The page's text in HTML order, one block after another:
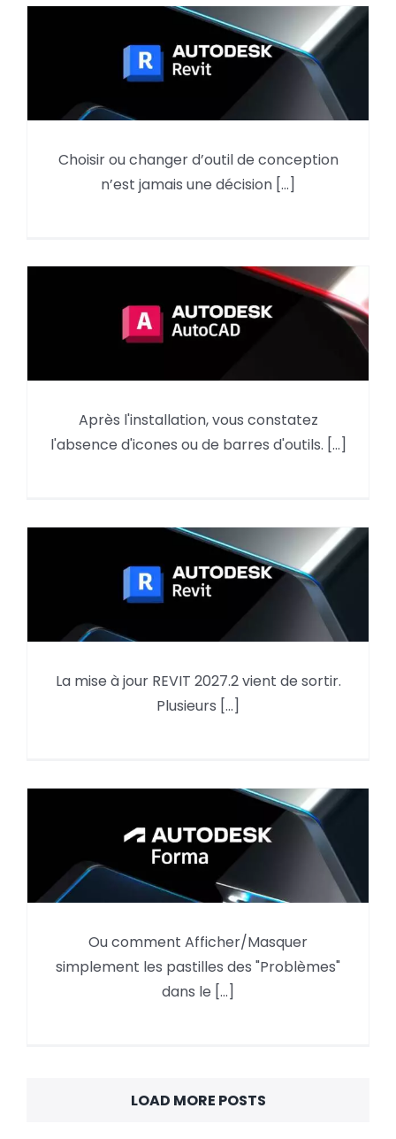
Pourquoi utiliser Autodesk Revit en 2026 ?
Choisir ou changer d’outil de conception
n’est jamais une décision [...]
AutoCAD : reprendre des éléments du
menu d’une version précédente
Après l'installation, vous constatez
l'absence d'icones ou de barres d'outils. [...]
Mise à jour REVIT 2027.2
La mise à jour REVIT 2027.2 vient de sortir.
Plusieurs [...]
Autodesk Forma, Afficher/Masquer les
« Problèmes »
Ou comment Afficher/Masquer
simplement les pastilles des "Problèmes"
dans le [...]
LOAD MORE POSTS